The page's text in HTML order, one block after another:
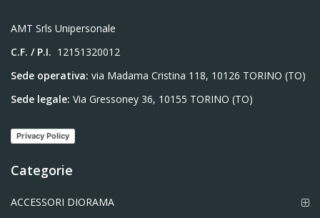
AMT Srls Unipersonale
C.F. / P.I. 12151320012
Sede operativa: via Madama Cristina 118, 10126 TORINO (TO)
Sede legale: Via Gressoney 36, 10155 TORINO (TO)
Privacy Policy
Categorie
ACCESSORI DIORAMA